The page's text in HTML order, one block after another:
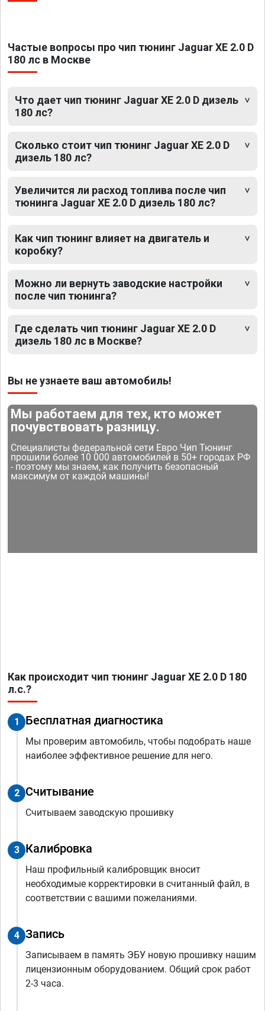
Частые вопросы про чип тюнинг Jaguar XE 2.0 D
180 лс в Москве
Что дает чип тюнинг Jaguar XE 2.0 D дизель
180 лс?
Сколько стоит чип тюнинг Jaguar XE 2.0 D
дизель 180 лс?
Увеличится ли расход топлива после чип
тюнинга Jaguar XE 2.0 D дизель 180 лс?
Как чип тюнинг влияет на двигатель и
коробку?
Можно ли вернуть заводские настройки
после чип тюнинга?
Где сделать чип тюнинг Jaguar XE 2.0 D
дизель 180 лс в Москве?
Вы не узнаете ваш автомобиль!
Мы работаем для тех, кто может
почувствовать разницу.
Специалисты федеральной сети Евро Чип Тюнинг
прошили более 10 000 автомобилей в 50+ городах РФ
- поэтому мы знаем, как получить безопасный
максимум от каждой машины!
Как происходит чип тюнинг Jaguar XE 2.0 D 180
л.с.?
1 Бесплатная диагностика
Мы проверим автомобиль, чтобы подобрать наше
наиболее эффективное решение для него.
2 Считывание
Считываем заводскую прошивку
3 Калибровка
Наш профильный калибровщик вносит
необходимые корректировки в считанный файл, в
соответствии с вашими пожеланиями.
4 Запись
Записываем в память ЭБУ новую прошивку нашим
лицензионным оборудованием. Общий срок работ
2-3 часа.